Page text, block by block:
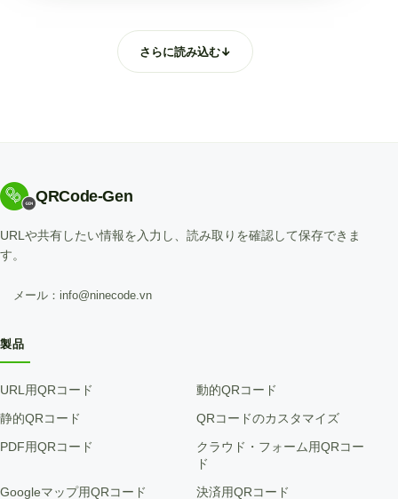
さらに読み込む↓
QRCode-Gen
URLや共有したい情報を入力し、読み取りを確認して保存できま
す。
メール：info@ninecode.vn
製品
URL用QRコード 動的QRコード
静的QRコード QRコードのカスタマイズ
PDF用QRコード
クラウド・フォーム用QRコー
ド
Googleマップ用QRコード 決済用QRコード